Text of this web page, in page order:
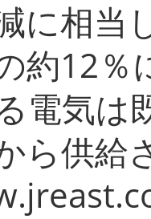
に相当
約12％
電気は
ら供給